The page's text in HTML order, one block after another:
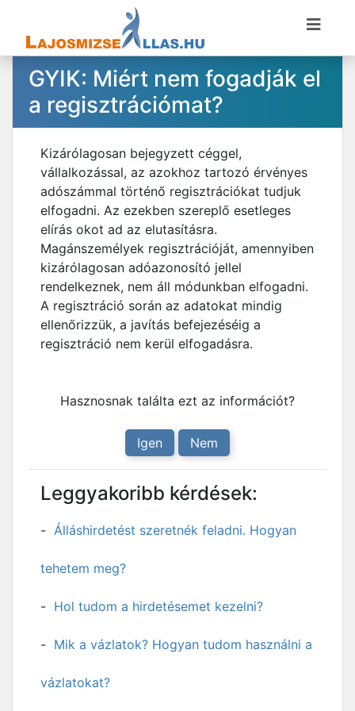
GYIK: Miért nem fogadják el
a regisztrációmat?
Kizárólagosan bejegyzett céggel,
vállalkozással, az azokhoz tartozó érvényes
adószámmal történő regisztrációkat tudjuk
elfogadni. Az ezekben szereplő esetleges
elírás okot ad az elutasításra.
Magánszemélyek regisztrációját, amennyiben
kizárólagosan adóazonosító jellel
rendelkeznek, nem áll módunkban elfogadni.
A regisztráció során az adatokat mindig
ellenőrizzük, a javítás befejezéséig a
regisztráció nem kerül elfogadásra.
Hasznosnak találta ezt az információt?
Igen Nem
Leggyakoribb kérdések:
Álláshirdetést szeretnék feladni. Hogyan
tehetem meg?
Hol tudom a hirdetésemet kezelni?
Mik a vázlatok? Hogyan tudom használni a
vázlatokat?